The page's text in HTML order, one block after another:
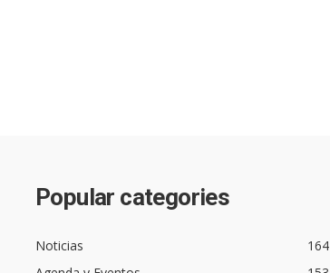
Popular categories
Noticias
164